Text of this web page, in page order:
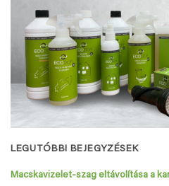
LEGUTÓBBI BEJEGYZÉSEK
Macskavizelet-szag eltávolítása a